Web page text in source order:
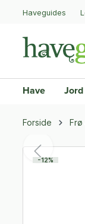
Haveguides
Have Jord
Forside Frø
-12%